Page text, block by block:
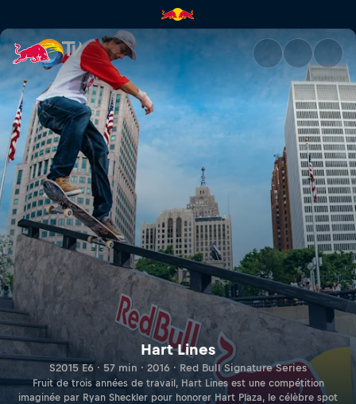
Hart Lines | Red Bull TV
Hart Lines
S2015 E6 · 57 min · 2016 · Red Bull Signature Series
Fruit de trois années de travail, Hart Lines est une compétition
imaginée par Ryan Sheckler pour honorer Hart Plaza, le célèbre spot